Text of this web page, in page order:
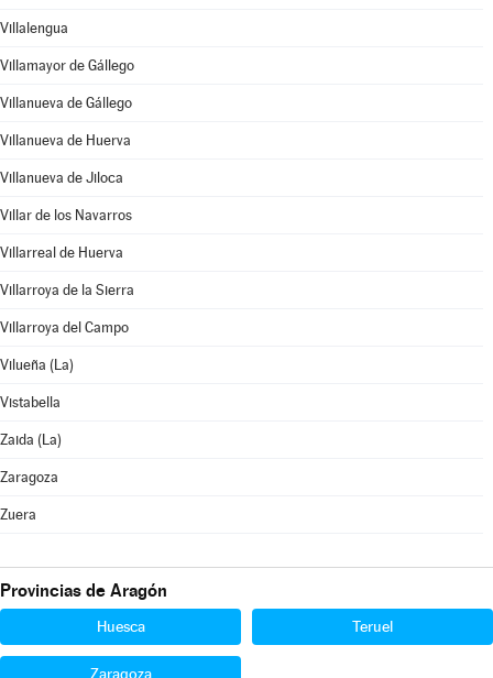
Villalengua
Villamayor de Gállego
Villanueva de Gállego
Villanueva de Huerva
Villanueva de Jiloca
Villar de los Navarros
Villarreal de Huerva
Villarroya de la Sierra
Villarroya del Campo
Vilueña (La)
Vistabella
Zaida (La)
Zaragoza
Zuera
Provincias de Aragón
Huesca Teruel
Zaragoza